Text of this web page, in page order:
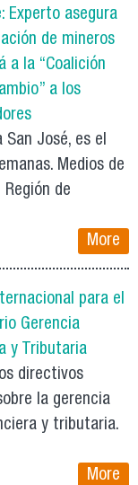
Experto asegura
de mineros
a la “Coalición
a los
José, es el
Medios de
de
More
para el
Gerencia
y Tributaria
directivos
la gerencia
y tributaria.
More